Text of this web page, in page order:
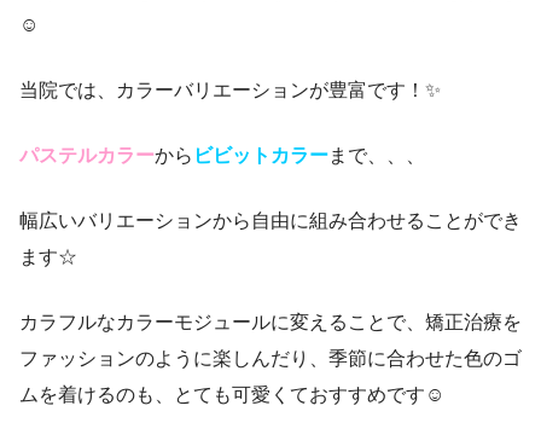
☺
当院では、カラーバリエーションが豊富です！✨
パステルカラーから ビビットカラーまで、、、
幅広いバリエーションから自由に組み合わせることができ
ます☆︎
カラフルなカラーモジュールに変えることで、矯正治療を
ファッションのように楽しんだり、季節に合わせた色のゴ
ムを着けるのも、とても可愛くておすすめです☺